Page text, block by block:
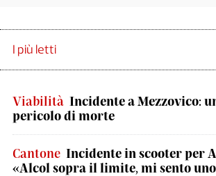
I più letti
Viabilità Incidente a Mezzovico:
pericolo di morte
Cantone Incidente in scooter per
«Alcol sopra il limite, mi sento